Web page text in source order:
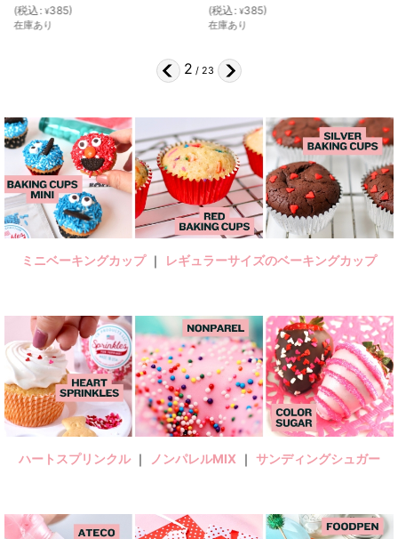
税込: ¥385)
在庫あり
税込: ¥385)
在庫あり
2 / 23
ミニベーキングカップ｜ レギュラーサイズのベーキングカップ
ハートスプリンクル｜ ノンパレルMIX｜ サンディングシュガー